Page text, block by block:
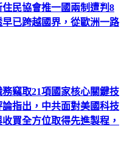
民協會推一國兩制遭判8
已跨越國界，從歐洲一路
竊取21項國家核心關鍵技
指出，中共面對美國科技
買全方位取得先進製程，